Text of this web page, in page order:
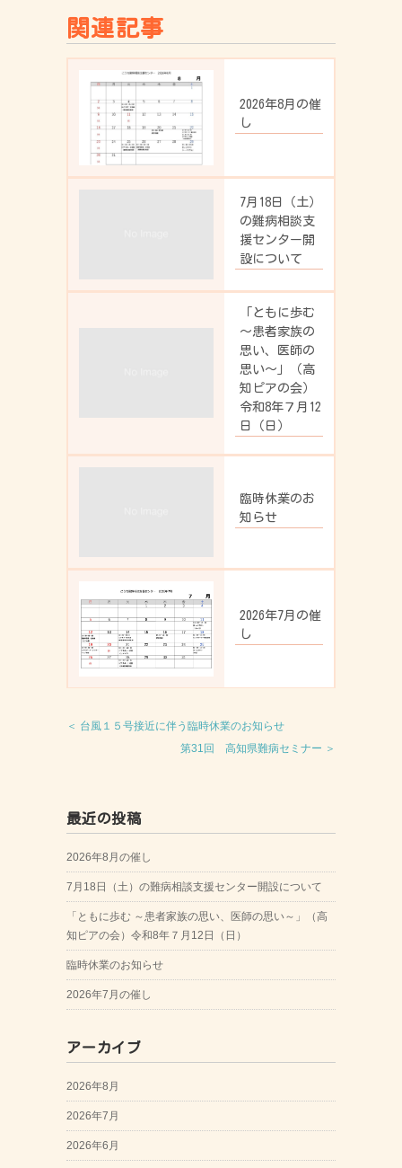
関連記事
2026年8月の催
し
7月18日（土）
の難病相談支
援センター開
設について
「ともに歩む
～患者家族の
思い、医師の
思い～」（高
知ピアの会）
令和8年７月12
日（日）
臨時休業のお
知らせ
2026年7月の催
し
＜ 台風１５号接近に伴う臨時休業のお知らせ
第31回 高知県難病セミナー ＞
最近の投稿
2026年8月の催し
7月18日（土）の難病相談支援センター開設について
「ともに歩む ～患者家族の思い、医師の思い～」（高
知ピアの会）令和8年７月12日（日）
臨時休業のお知らせ
2026年7月の催し
アーカイブ
2026年8月
2026年7月
2026年6月